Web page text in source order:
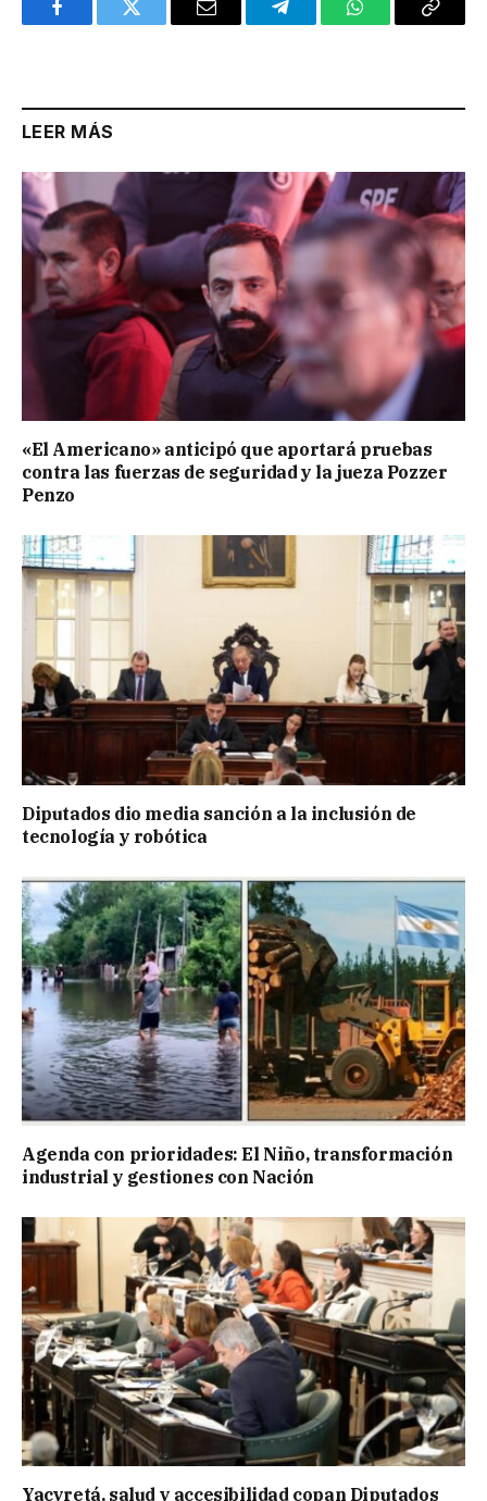
FacebookTwitter Email TelegramWhatsAppCopy
LEER MÁS
«El Americano» anticipó que aportará pruebas
contra las fuerzas de seguridad y la jueza Pozzer
Penzo
Diputados dio media sanción a la inclusión de
tecnología y robótica
Agenda con prioridades: El Niño, transformación
industrial y gestiones con Nación
Yacyretá, salud y accesibilidad copan Diputados